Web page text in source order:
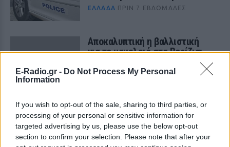
E-Radio.gr - Do Not Process My Personal
Information
If you wish to opt-out of the sale, sharing to third parties, or
processing of your personal or sensitive information for
targeted advertising by us, please use the below opt-out
section to confirm your selection. Please note that after your
ΕΛΛΆΔΑ ΠΡΙΝ 7 ΕΒΔΟΜΆΔΕΣ
Αποκαλυπτική η βαλλιστική
για το μακελειό στα Βορίζια:
124 κάλυκες, 13 όπλα και το
«ένοχο» 9άρι που συνδέει
ΔΙΑΦΗΜΙΣΗ